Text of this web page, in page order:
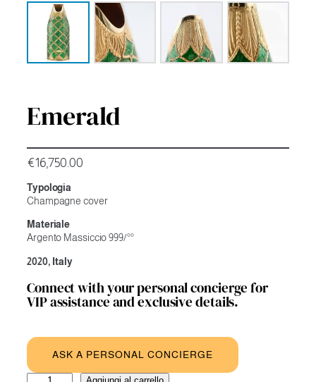
Emerald
€16,750.00
Typologia
Champagne cover
Materiale
Argento Massiccio 999/°°
2020, Italy
Connect with your personal concierge for
VIP assistance and exclusive details.
ASK A PERSONAL CONCIERGE
Emerald